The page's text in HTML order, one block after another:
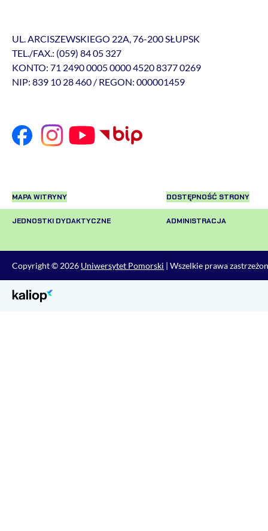
UL. ARCISZEWSKIEGO 22A, 76-200 SŁUPSK
TEL./FAX.: (059) 84 05 327
KONTO: 71 2490 0005 0000 4520 8377 0269
NIP: 839 10 28 460 / REGON: 000001459
MAPA WITRYNY DOSTĘPNOŚĆ STRONY
JEDNOSTKI DYDAKTYCZNE ADMINISTRACJA
Copyright © 2026 Uniwersytet Pomorski | Wszelkie prawa